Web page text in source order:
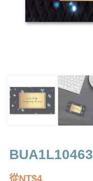
BUA1L10463
從NT$4